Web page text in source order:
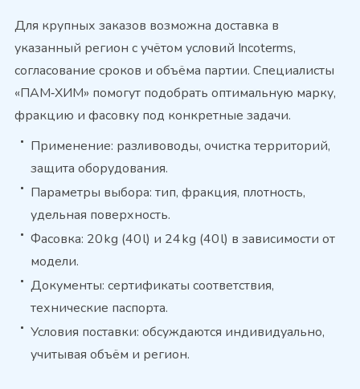
Для крупных заказов возможна доставка в
указанный регион с учётом условий Incoterms,
согласование сроков и объёма партии. Специалисты
«ПАМ‑ХИМ» помогут подобрать оптимальную марку,
фракцию и фасовку под конкретные задачи.
Применение: разливоводы, очистка территорий,
защита оборудования.
Параметры выбора: тип, фракция, плотность,
удельная поверхность.
Фасовка: 20 kg (40 l) и 24 kg (40 l) в зависимости от
модели.
Документы: сертификаты соответствия,
технические паспорта.
Условия поставки: обсуждаются индивидуально,
учитывая объём и регион.